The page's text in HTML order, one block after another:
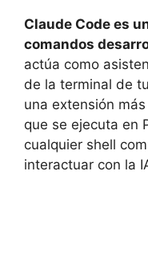
Claude Code es
comandos
actúa como
de la terminal de
una extensión
que se ejecuta en
cualquier shell
interactuar con la